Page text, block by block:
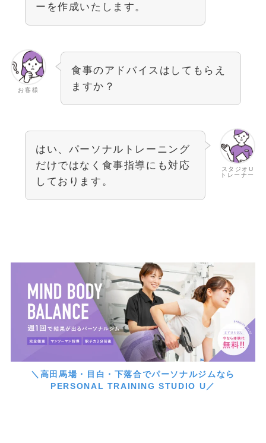
ーを作成いたします。
お客様
食事のアドバイスはしてもらえ
ますか？
スタジオU
トレーナー
はい、パーソナルトレーニング
だけではなく食事指導にも対応
しております。
＼高田馬場・目白・下落合でパーソナルジムなら
PERSONAL TRAINING STUDIO U／